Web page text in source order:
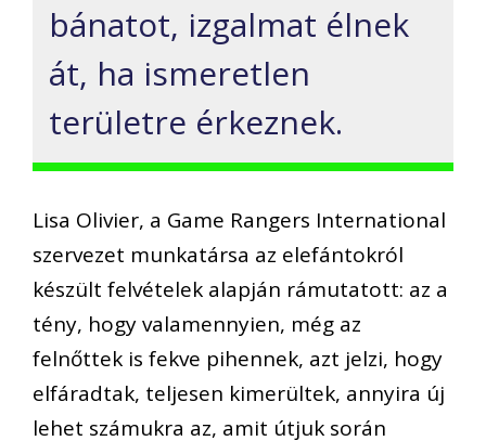
bánatot, izgalmat élnek
át, ha ismeretlen
területre érkeznek.
Lisa Olivier, a Game Rangers International
szervezet munkatársa az elefántokról
készült felvételek alapján rámutatott: az a
tény, hogy valamennyien, még az
felnőttek is fekve pihennek, azt jelzi, hogy
elfáradtak, teljesen kimerültek, annyira új
lehet számukra az, amit útjuk során